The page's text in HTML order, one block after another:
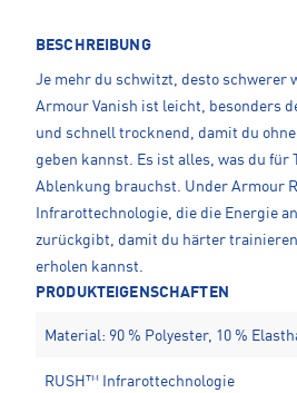
BESCHREIBUNG
Je mehr du schwitzt, desto schwerer
Armour Vanish ist leicht, besonders
und schnell trocknend, damit du
geben kannst. Es ist alles, was du für
Ablenkung brauchst. Under Armour
Infrarottechnologie, die die Energie
zurückgibt, damit du härter
erholen kannst.
PRODUKTEIGENSCHAFTEN
Material: 90 % Polyester, 10 %
RUSH™ Infrarottechnologie